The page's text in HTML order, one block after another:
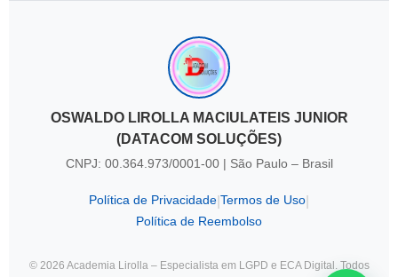
OSWALDO LIROLLA MACIULATEIS JUNIOR
(DATACOM SOLUÇÕES)
CNPJ: 00.364.973/0001-00 | São Paulo – Brasil
Política de Privacidade Termos de Uso
Política de Reembolso
© 2026 Academia Lirolla – Especialista em LGPD e ECA Digital. Todos